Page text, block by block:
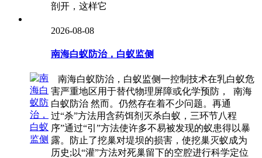
剖开，这样它
2026-08-08
南海白蚁防治，白蚁监侧
南海白蚁防治，白蚁监侧一控制技术在乳白蚁危
害严重地区用于替代物理屏障或化学预防， 南海
白蚁防治 然而。仍然存在着不少问题。再通
过“杀”方法用含药饵剂灭杀白蚁，三环节八程
序”通过“引”方法使许多不易被发现的蚁患得以暴
露。防止了挖巢对堤坝的损害，使挖巢灭蚁成为
历史;以“灌”方法对死巢留下的空腔进行科学定位